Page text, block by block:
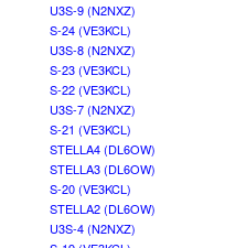
U3S-9 (N2NXZ)
S-24 (VE3KCL)
U3S-8 (N2NXZ)
S-23 (VE3KCL)
S-22 (VE3KCL)
U3S-7 (N2NXZ)
S-21 (VE3KCL)
STELLA4 (DL6OW)
STELLA3 (DL6OW)
S-20 (VE3KCL)
STELLA2 (DL6OW)
U3S-4 (N2NXZ)